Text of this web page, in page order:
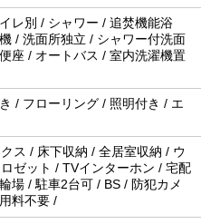
レ別 / シャワー / 追焚機能浴
/ 洗面所独立 / シャワー付洗面
座 / オートバス / 室内洗濯機置
/ フローリング / 照明付き / エ
ス / 床下収納 / 全居室収納 / ウ
ゼット / TVインターホン / 宅配
場 / 駐車2台可 / BS / 防犯カメ
料不要 /